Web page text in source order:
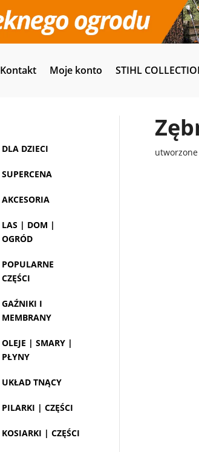
Kontakt Moje konto STIHL
DLA DZIECI
SUPERCENA
AKCESORIA
LAS | DOM |
OGRÓD
POPULARNE
CZĘŚCI
GAŹNIKI I
MEMBRANY
OLEJE | SMARY |
PŁYNY
UKŁAD TNĄCY
PILARKI | CZĘŚCI
KOSIARKI | CZĘŚCI